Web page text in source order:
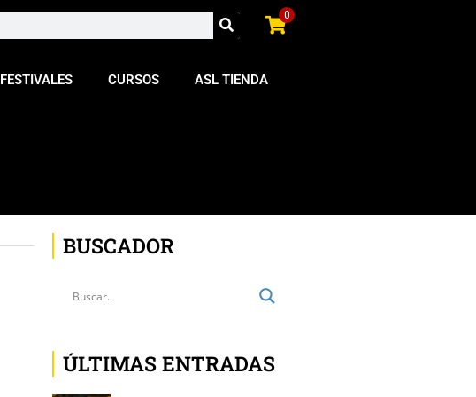
0
FESTIVALES CURSOS ASL TIENDA
BUSCADOR
ÚLTIMAS ENTRADAS